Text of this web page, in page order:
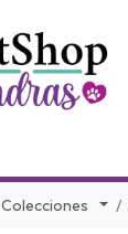
Colecciones